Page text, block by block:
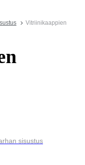
Vitriinikaappien
sisustus